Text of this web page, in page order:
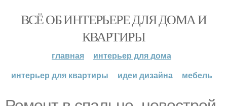
ВСЁ ОБ ИНТЕРЬЕРЕ ДЛЯ ДОМА И
КВАРТИРЫ
главная
интерьер для дома
интерьер для квартиры
идеи дизайна мебель